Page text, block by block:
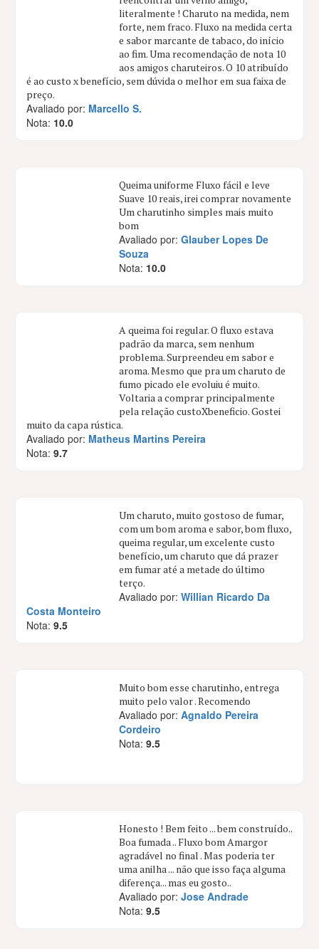
literalmente ! Charuto na medida, nem
forte, nem fraco. Fluxo na medida certa
e sabor marcante de tabaco, do início
ao fim. Uma recomendação de nota 10
aos amigos charuteiros. O 10 atribuído
é ao custo x benefício, sem dúvida o melhor em sua faixa de
preço.
Avaliado por: Marcello S.
Nota: 10.0
Queima uniforme Fluxo fácil e leve
Suave 10 reais, irei comprar novamente
Um charutinho simples mais muito
bom
Avaliado por:Glauber Lopes De
Souza
Nota: 10.0
A queima foi regular. O fluxo estava
padrão da marca, sem nenhum
problema. Surpreendeu em sabor e
aroma. Mesmo que pra um charuto de
fumo picado ele evoluiu é muito.
Voltaria a comprar principalmente
pela relação custoXbeneficio. Gostei
muito da capa rústica.
Avaliado por: Matheus Martins Pereira
Nota:9.7
Um charuto, muito gostoso de fumar,
com um bom aroma e sabor, bom fluxo,
queima regular, um excelente custo
benefício, um charuto que dá prazer
em fumar até a metade do último
terço.
Avaliado por:Willian Ricardo Da
Costa Monteiro
Nota:9.5
Muito bom esse charutinho, entrega
muito pelo valor . Recomendo
Avaliado por:Agnaldo Pereira
Cordeiro
Nota:9.5
Honesto ! Bem feito ... bem construído..
Boa fumada .. Fluxo bom Amargor
agradável no final . Mas poderia ter
uma anilha ... não que isso faça alguma
diferença... mas eu gosto..
Avaliado por:Jose Andrade
Nota:9.5